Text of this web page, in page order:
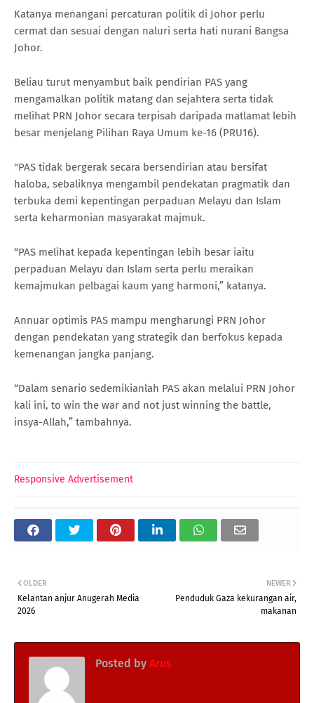
Katanya menangani percaturan politik di Johor perlu
cermat dan sesuai dengan naluri serta hati nurani Bangsa
Johor.
Beliau turut menyambut baik pendirian PAS yang
mengamalkan politik matang dan sejahtera serta tidak
melihat PRN Johor secara terpisah daripada matlamat lebih
besar menjelang Pilihan Raya Umum ke-16 (PRU16).
"PAS tidak bergerak secara bersendirian atau bersifat
haloba, sebaliknya mengambil pendekatan pragmatik dan
terbuka demi kepentingan perpaduan Melayu dan Islam
serta keharmonian masyarakat majmuk.
“PAS melihat kepada kepentingan lebih besar iaitu
perpaduan Melayu dan Islam serta perlu meraikan
kemajmukan pelbagai kaum yang harmoni,” katanya.
Annuar optimis PAS mampu mengharungi PRN Johor
dengan pendekatan yang strategik dan berfokus kepada
kemenangan jangka panjang.
“Dalam senario sedemikianlah PAS akan melalui PRN Johor
kali ini, to win the war and not just winning the battle,
insya-Allah,” tambahnya.
Responsive Advertisement
NEWER
Penduduk Gaza kekurangan air,
makanan
OLDER
Kelantan anjur Anugerah Media
2026
Posted by Arus